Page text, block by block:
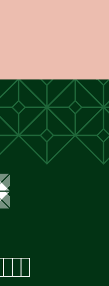
Cunen
Cunen
Museum Jan Cunen
Jan Cunen
Museum Jan Cunen